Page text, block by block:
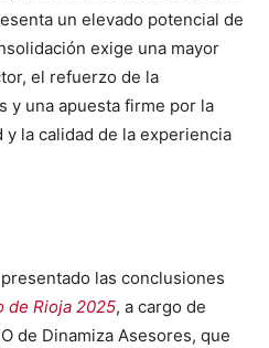
un elevado potencial de
exige una mayor
el refuerzo de la
y una apuesta firme por la
la calidad de la experiencia
las conclusiones
de Rioja 2025, a cargo de
de Dinamiza Asesores, que